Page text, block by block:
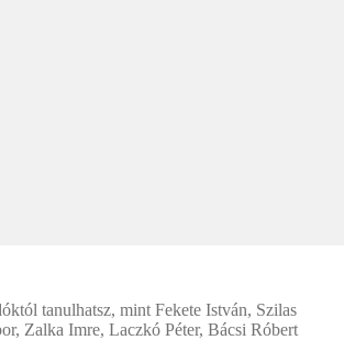
tanulhatsz, mint Fekete István, Szilas
Zalka Imre, Laczkó Péter, Bácsi Róbert